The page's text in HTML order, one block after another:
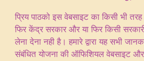
प्रिय पाठको इस वेबसाइट का किसी भी
फिर केंद्र सरकार और या फिर किसी
लेना देना नही है। हमारे द्वारा यह सभी
संबंधित योजना की ऑफिशियल वेबसाइट